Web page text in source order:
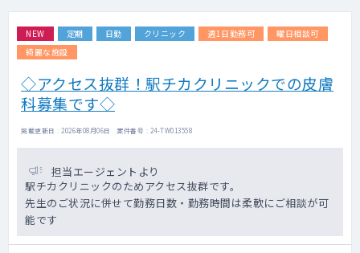
NEW 定期 日勤 クリニック 週1日勤務可
曜日相談可
綺麗な施設
◇アクセス抜群！駅チカクリニックでの皮膚
科募集です◇
掲載更新日 : 2026年08月06日 案件番号 : 24-TW013558
担当エージェントより
駅チカクリニックのためアクセス抜群です。
先生のご状況に併せて勤務日数・勤務時間は柔軟にご相談が可
能です